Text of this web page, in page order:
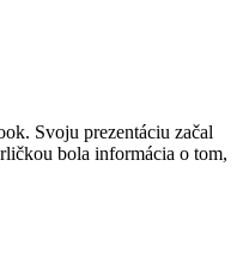
Svoju prezentáciu začal
bola informácia o tom,